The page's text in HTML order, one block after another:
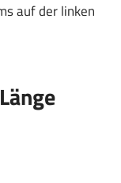
auf der linken